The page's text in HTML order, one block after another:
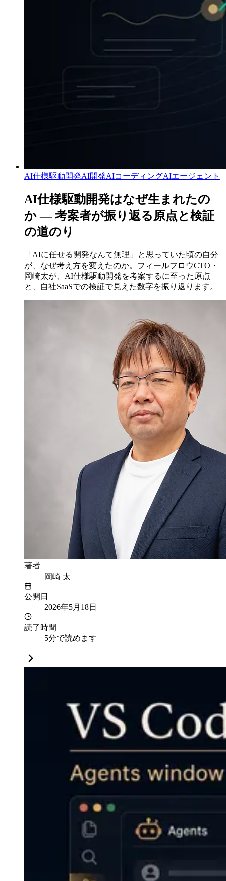
AI仕様駆動開発AI開発AIコーディングAIエージェント
AI仕様駆動開発はなぜ生まれたの
か — 考案者が振り返る原点と検証
の道のり
「AIに任せる開発なんて無理」と思っていた頃の自分
が、なぜ考え方を変えたのか。フィールフロウCTO・
岡崎太が、AI仕様駆動開発を考案するに至った原点
と、自社SaaSでの検証で見えた数字を振り返ります。
著者
岡崎 太
公開日
2026年5月18日
読了時間
5分で読めます